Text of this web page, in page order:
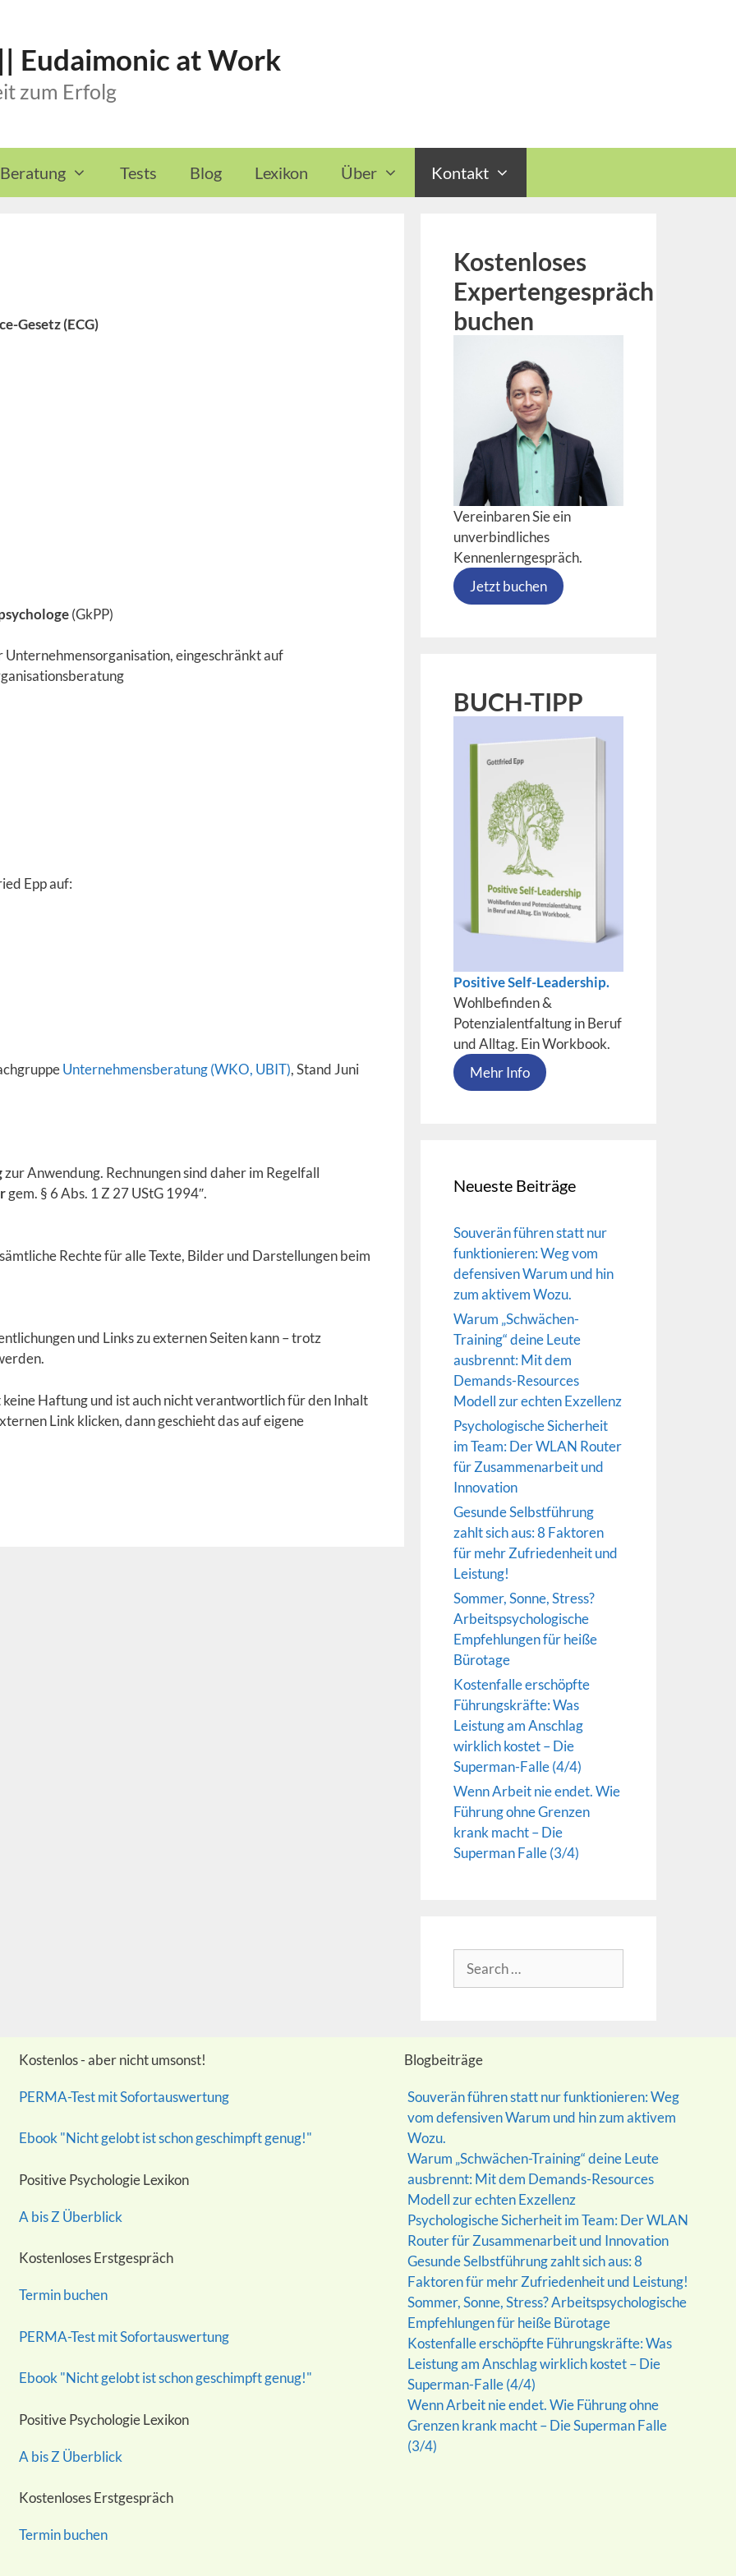
Eudaimonic at Work
zum Erfolg
Tests Blog Lexikon Über Kontakt
Gesetz (ECG)
(GkPP)
Unternehmensorganisation, eingeschränkt auf
Epp auf:
Unternehmensberatung (WKO, UBIT), Stand Juni
zur Anwendung. Rechnungen sind daher im Regelfall
gem. § 6 Abs. 1 Z 27 UStG 1994″.
Rechte für alle Texte, Bilder und Darstellungen beim
und Links zu externen Seiten kann – trotz
Haftung und ist auch nicht verantwortlich für den Inhalt
Link klicken, dann geschieht das auf eigene
Kostenloses
Expertengespräch
buchen
Vereinbaren Sie ein
unverbindliches
Kennenlerngespräch.
Jetzt buchen
BUCH-TIPP
Positive Self-Leadership.
Wohlbefinden &
Potenzialentfaltung in Beruf
und Alltag. Ein Workbook.
Mehr Info
Neueste Beiträge
Souverän führen statt nur
funktionieren: Weg vom
defensiven Warum und hin
zum aktivem Wozu.
Warum „Schwächen-
Training“ deine Leute
ausbrennt: Mit dem
Demands-Resources
Modell zur echten Exzellenz
Psychologische Sicherheit
im Team: Der WLAN Router
für Zusammenarbeit und
Innovation
Gesunde Selbstführung
zahlt sich aus: 8 Faktoren
für mehr Zufriedenheit und
Leistung!
Sommer, Sonne, Stress?
Arbeitspsychologische
Empfehlungen für heiße
Bürotage
Kostenfalle erschöpfte
Führungskräfte: Was
Leistung am Anschlag
wirklich kostet – Die
Superman-Falle (4/4)
Wenn Arbeit nie endet. Wie
Führung ohne Grenzen
krank macht – Die
Superman Falle (3/4)
for:
Kostenlos - aber nicht umsonst!
PERMA-Test mit Sofortauswertung
Ebook "Nicht gelobt ist schon geschimpft genug!"
Positive Psychologie Lexikon
A bis Z Überblick
Kostenloses Erstgespräch
Termin buchen
PERMA-Test mit Sofortauswertung
Ebook "Nicht gelobt ist schon geschimpft genug!"
Positive Psychologie Lexikon
A bis Z Überblick
Kostenloses Erstgespräch
Termin buchen
Blogbeiträge
Souverän führen statt nur funktionieren: Weg
vom defensiven Warum und hin zum aktivem
Wozu.
Warum „Schwächen-Training“ deine Leute
ausbrennt: Mit dem Demands-Resources
Modell zur echten Exzellenz
Psychologische Sicherheit im Team: Der WLAN
Router für Zusammenarbeit und Innovation
Gesunde Selbstführung zahlt sich aus: 8
Faktoren für mehr Zufriedenheit und Leistung!
Sommer, Sonne, Stress? Arbeitspsychologische
Empfehlungen für heiße Bürotage
Kostenfalle erschöpfte Führungskräfte: Was
Leistung am Anschlag wirklich kostet – Die
Superman-Falle (4/4)
Wenn Arbeit nie endet. Wie Führung ohne
Grenzen krank macht – Die Superman Falle
(3/4)